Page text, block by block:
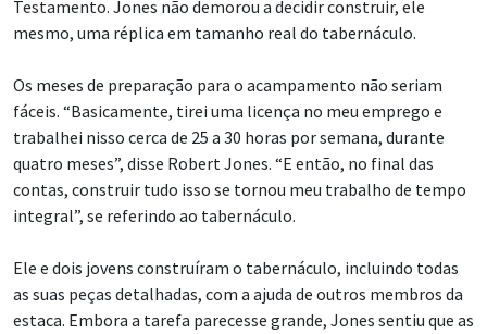
Testamento. Jones não demorou a decidir construir, ele
mesmo, uma réplica em tamanho real do tabernáculo.
Os meses de preparação para o acampamento não seriam
fáceis. “Basicamente, tirei uma licença no meu emprego e
trabalhei nisso cerca de 25 a 30 horas por semana, durante
quatro meses”, disse Robert Jones. “E então, no final das
contas, construir tudo isso se tornou meu trabalho de tempo
integral”, se referindo ao tabernáculo.
Ele e dois jovens construíram o tabernáculo, incluindo todas
as suas peças detalhadas, com a ajuda de outros membros da
estaca. Embora a tarefa parecesse grande, Jones sentiu que as